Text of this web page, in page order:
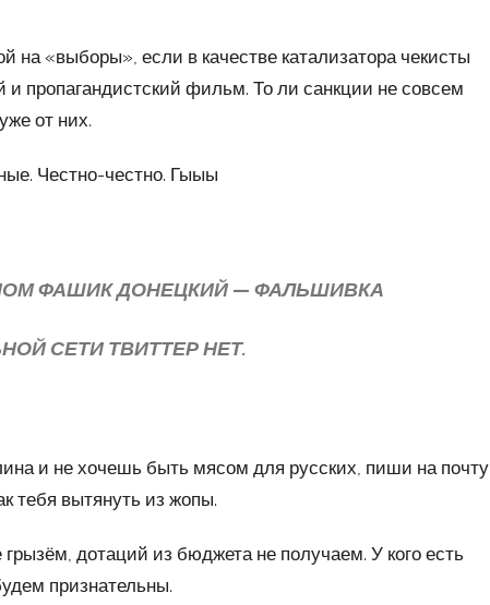
на «выборы», если в качестве катализатора чекисты
пропагандистский фильм. То ли санкции не совсем
от них.
Честно-честно. Гыыы
ФАШИК ДОНЕЦКИЙ — ФАЛЬШИВКА
СЕТИ ТВИТТЕР НЕТ.
и не хочешь быть мясом для русских, пиши на почту
тебя вытянуть из жопы.
дотаций из бюджета не получаем. У кого есть
признательны.